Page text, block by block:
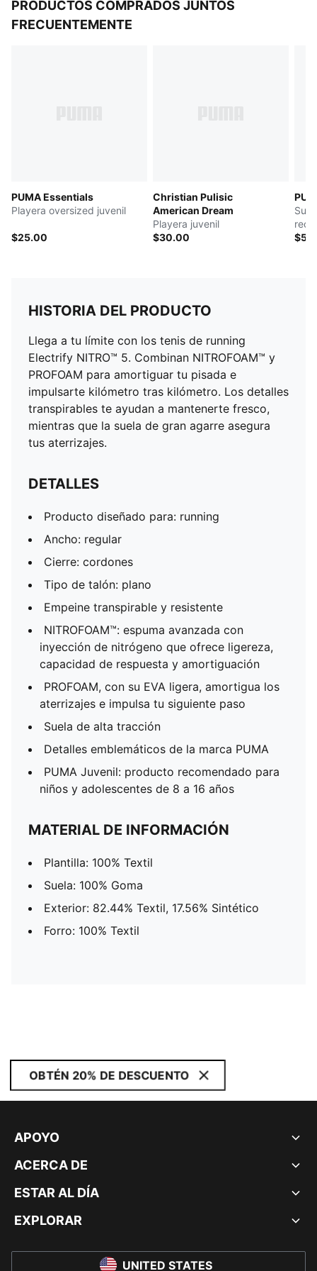
PRODUCTOS COMPRADOS JUNTOS
FRECUENTEMENTE
PUMA Essentials
Playera oversized juvenil
$25.00
Christian Pulisic
American Dream
Playera juvenil
$30.00
HISTORIA DEL PRODUCTO
Llega a tu límite con los tenis de running
Electrify NITRO™ 5. Combinan NITROFOAM™ y
PROFOAM para amortiguar tu pisada e
impulsarte kilómetro tras kilómetro. Los detalles
transpirables te ayudan a mantenerte fresco,
mientras que la suela de gran agarre asegura
tus aterrizajes.
DETALLES
Producto diseñado para: running
Ancho: regular
Cierre: cordones
Tipo de talón: plano
Empeine transpirable y resistente
NITROFOAM™: espuma avanzada con
inyección de nitrógeno que ofrece ligereza,
capacidad de respuesta y amortiguación
PROFOAM, con su EVA ligera, amortigua los
aterrizajes e impulsa tu siguiente paso
Suela de alta tracción
Detalles emblemáticos de la marca PUMA
PUMA Juvenil: producto recomendado para
niños y adolescentes de 8 a 16 años
MATERIAL DE INFORMACIÓN
Plantilla: 100% Textil
Suela: 100% Goma
Exterior: 82.44% Textil, 17.56% Sintético
Forro: 100% Textil
OBTÉN 20% DE DESCUENTO
APOYO
ACERCA DE
ESTAR AL DÍA
EXPLORAR
UNITED STATES